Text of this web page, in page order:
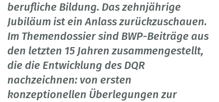
berufliche Bildung. Das zehnjährige
Jubiläum ist ein Anlass zurückzuschauen.
Im Themendossier sind BWP-Beiträge aus
den letzten 15 Jahren zusammengestellt,
die die Entwicklung des DQR
nachzeichnen: von ersten
konzeptionellen Überlegungen zur